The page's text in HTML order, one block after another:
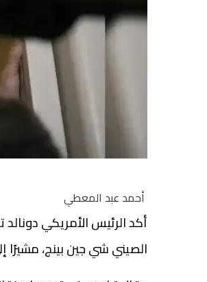
أحمد عبد المعطي
أكد الرئيس الأمريكي دونالد
الصيني شي جين بينج، مشيرًا